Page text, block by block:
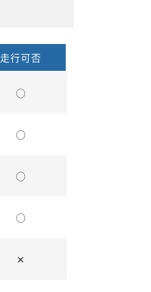
走行可否
○
○
○
○
✕